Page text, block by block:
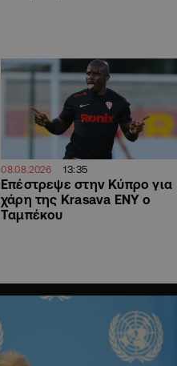
08.08.2026 13:35
Επέστρεψε στην Κύπρο για
χάρη της Krasava ΕΝΥ ο
Ταμπέκου